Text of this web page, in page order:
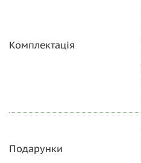
Комплектація
Подарунки